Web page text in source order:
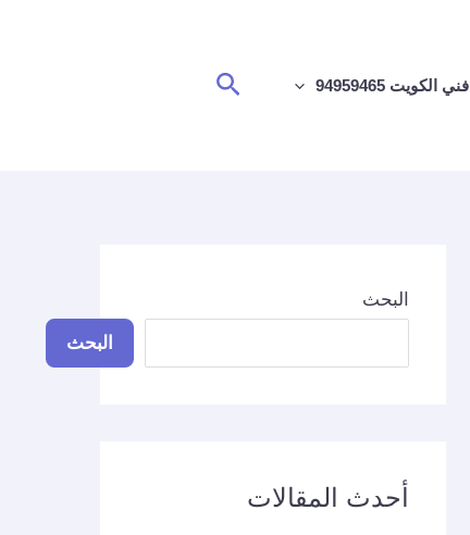
فني الكويت 94959465 البحث
البحث
البحث
أحدث المقالات